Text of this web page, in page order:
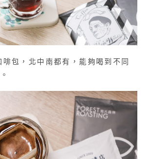
包，北中南都有，能夠喝到不同